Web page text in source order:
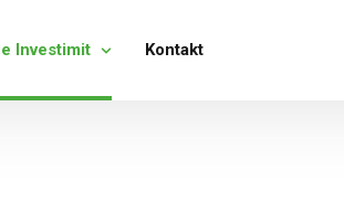
Investimit Kontakt